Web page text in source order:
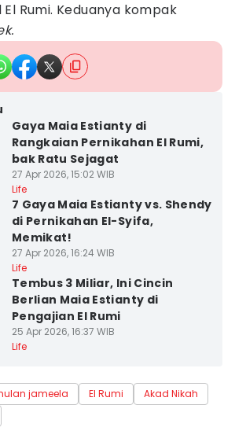
Rumi. Keduanya kompak
Gaya Maia Estianty di
Rangkaian Pernikahan El Rumi,
bak Ratu Sejagat
27 Apr 2026, 15:02 WIB
Life
7 Gaya Maia Estianty vs. Shendy
di Pernikahan El-Syifa,
Memikat!
27 Apr 2026, 16:24 WIB
Life
Tembus 3 Miliar, Ini Cincin
Berlian Maia Estianty di
Pengajian El Rumi
25 Apr 2026, 16:37 WIB
Life
jameela El Rumi
Akad Nikah